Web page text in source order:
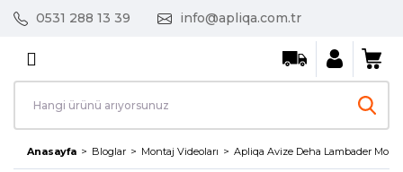
0531 288 13 39 info@apliqa.com.tr
Anasayfa Bloglar Montaj Videoları Apliqa Avize Deha Lambader
Geri Dön